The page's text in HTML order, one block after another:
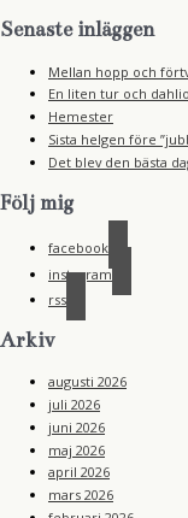
Senaste inläggen
Mellan hopp och
En liten tur och
Hemester
Sista helgen före
Det blev den bästa
Följ mig
facebook
instagram
rss
Arkiv
augusti 2026
juli 2026
juni 2026
maj 2026
april 2026
mars 2026